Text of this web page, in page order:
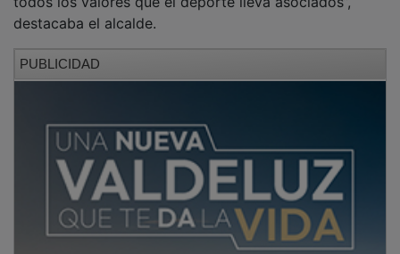
destacaba el alcalde.